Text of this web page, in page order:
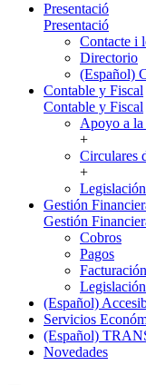
Presentació
Presentació
Contacte i
Directorio
(Español)
Contable y Fiscal
Contable y Fiscal
Apoyo a la
+
Circulares
+
Legislación
Gestión
Gestión
Cobros
Pagos
Facturación
Legislación
(Español)
Servicios
(Español)
Novedades